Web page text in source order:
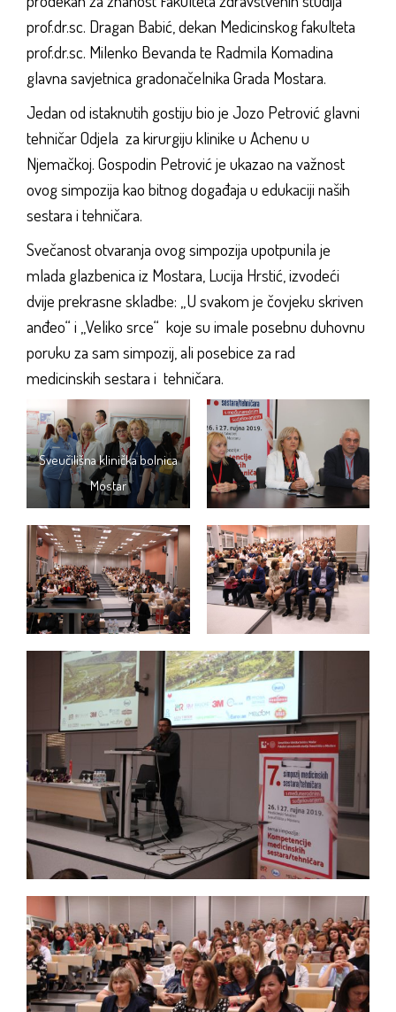
prof.dr.sc. Dragan Babić, dekan Medicinskog fakulteta
prof.dr.sc. Milenko Bevanda te Radmila Komadina
glavna savjetnica gradonačelnika Grada Mostara.
Jedan od istaknutih gostiju bio je Jozo Petrović glavni
tehničar Odjela za kirurgiju klinike u Achenu u
Njemačkoj. Gospodin Petrović je ukazao na važnost
ovog simpozija kao bitnog događaja u edukaciji naših
sestara i tehničara.
Svečanost otvaranja ovog simpozija upotpunila je
mlada glazbenica iz Mostara, Lucija Hrstić, izvodeći
dvije prekrasne skladbe: „U svakom je čovjeku skriven
anđeo“ i „Veliko srce“ koje su imale posebnu duhovnu
poruku za sam simpozij, ali posebice za rad
medicinskih sestara i tehničara.
Sveučilišna klinička bolnica
Mostar